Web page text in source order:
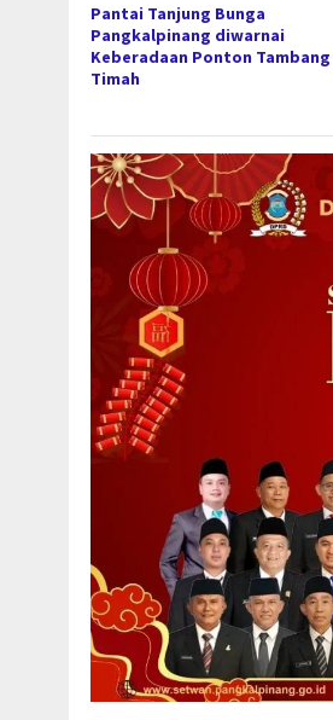
Pantai Tanjung Bunga
Pangkalpinang diwarnai
Keberadaan Ponton Tambang
Timah